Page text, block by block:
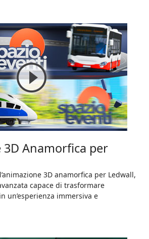
Anamorfica per
3D anamorfica per Ledwall,
capace di trasformare
un’esperienza immersiva e